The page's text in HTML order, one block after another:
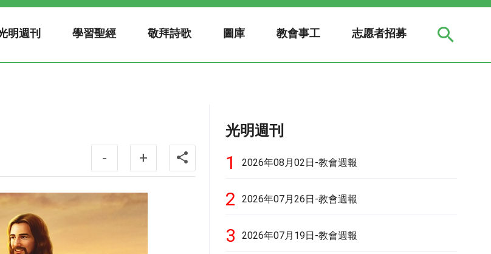
明週刊 學習聖經 敬拜詩歌 圖庫 教會事工 志愿者招募
- +
光明週刊
1 2026年08月02日-教會週報
2 2026年07月26日-教會週報
3 2026年07月19日-教會週報